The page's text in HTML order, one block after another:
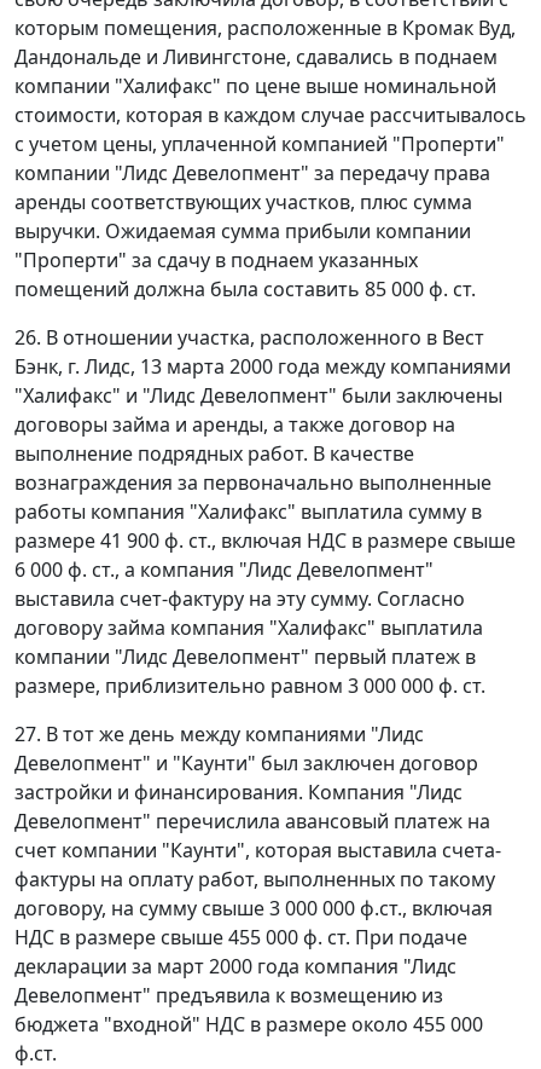
которым помещения, расположенные в Кромак Вуд,
Дандональде и Ливингстоне, сдавались в поднаем
компании "Халифакс" по цене выше номинальной
стоимости, которая в каждом случае рассчитывалось
с учетом цены, уплаченной компанией "Проперти"
компании "Лидс Девелопмент" за передачу права
аренды соответствующих участков, плюс сумма
выручки. Ожидаемая сумма прибыли компании
"Проперти" за сдачу в поднаем указанных
помещений должна была составить 85 000 ф. ст.
26. В отношении участка, расположенного в Вест
Бэнк, г. Лидс, 13 марта 2000 года между компаниями
"Халифакс" и "Лидс Девелопмент" были заключены
договоры займа и аренды, а также договор на
выполнение подрядных работ. В качестве
вознаграждения за первоначально выполненные
работы компания "Халифакс" выплатила сумму в
размере 41 900 ф. ст., включая НДС в размере свыше
6 000 ф. ст., а компания "Лидс Девелопмент"
выставила счет-фактуру на эту сумму. Согласно
договору займа компания "Халифакс" выплатила
компании "Лидс Девелопмент" первый платеж в
размере, приблизительно равном 3 000 000 ф. ст.
27. В тот же день между компаниями "Лидс
Девелопмент" и "Каунти" был заключен договор
застройки и финансирования. Компания "Лидс
Девелопмент" перечислила авансовый платеж на
счет компании "Каунти", которая выставила счета-
фактуры на оплату работ, выполненных по такому
договору, на сумму свыше 3 000 000 ф.ст., включая
НДС в размере свыше 455 000 ф. ст. При подаче
декларации за март 2000 года компания "Лидс
Девелопмент" предъявила к возмещению из
бюджета "входной" НДС в размере около 455 000
ф.ст.